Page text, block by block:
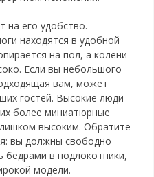
на его удобство.
находятся в удобной
на пол, а колени
Если вы небольшого
вам, может
гостей. Высокие люди
более миниатюрные
высоким. Обратите
вы должны свободно
бедрами в подлокотники,
модели.